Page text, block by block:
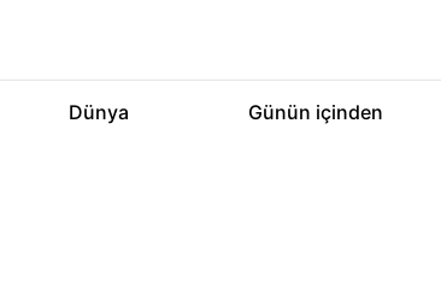
Dünya Günün içinden